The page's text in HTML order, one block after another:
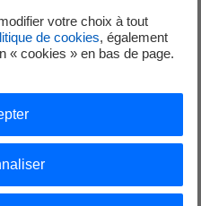
votre choix à tout
de cookies, également
« cookies » en bas de page.